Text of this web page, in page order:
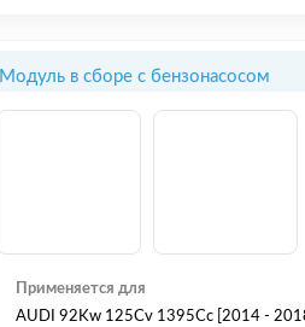
Модуль в сборе с бензонасосом
Применяется для
AUDI 92Kw 125Cv 1395Cc [2014 -